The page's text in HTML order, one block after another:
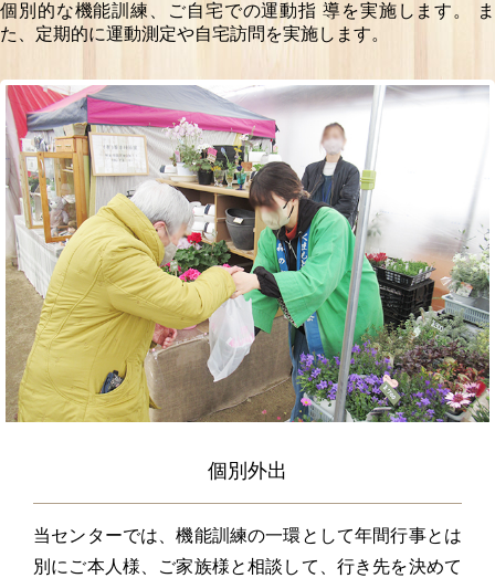
個別的な機能訓練、ご自宅での運動指 導を実施します。
ま
た、定期的に運動測定や自宅訪問を実施します。
個別外出
当センターでは、機能訓練の一環として年間行事とは
別にご本人様、ご家族様と相談して、行き先を決めて